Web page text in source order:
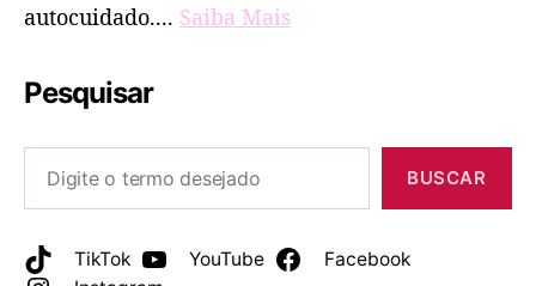
autocuidado.... Saiba Mais
Pesquisar
BUSCAR
TikTok YouTube
Facebook